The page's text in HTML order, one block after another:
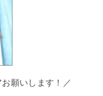
お願いします！／